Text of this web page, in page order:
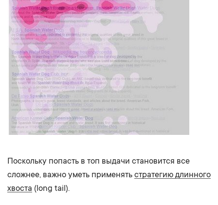
Поскольку попасть в топ выдачи становится все
сложнее, важно уметь применять стратегию длинного
хвоста (long tail).